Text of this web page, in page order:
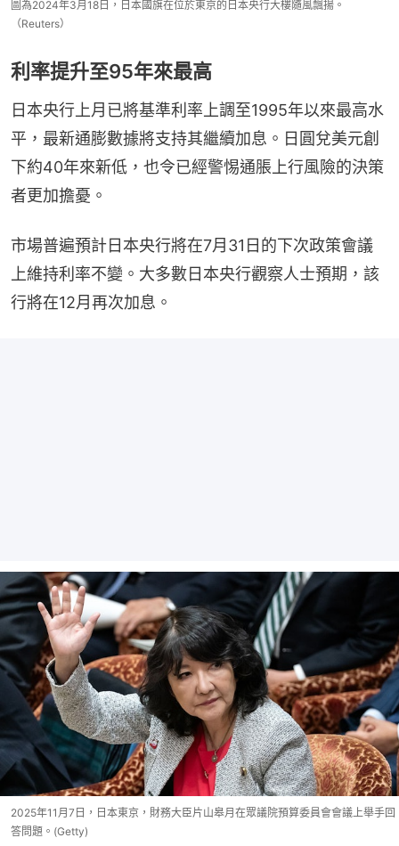
圖為2024年3月18日，日本國旗在位於東京的日本央行大樓隨風飄揚。
（Reuters）
利率提升至95年來最高
日本央行上月已將基準利率上調至1995年以來最高水
平，最新通膨數據將支持其繼續加息。日圓兌美元創
下約40年來新低，也令已經警惕通脹上行風險的決策
者更加擔憂。
市場普遍預計日本央行將在7月31日的下次政策會議
上維持利率不變。大多數日本央行觀察人士預期，該
行將在12月再次加息。
2025年11月7日，日本東京，財務大臣片山皋月在眾議院預算委員會會議上舉手回
答問題。(Getty)